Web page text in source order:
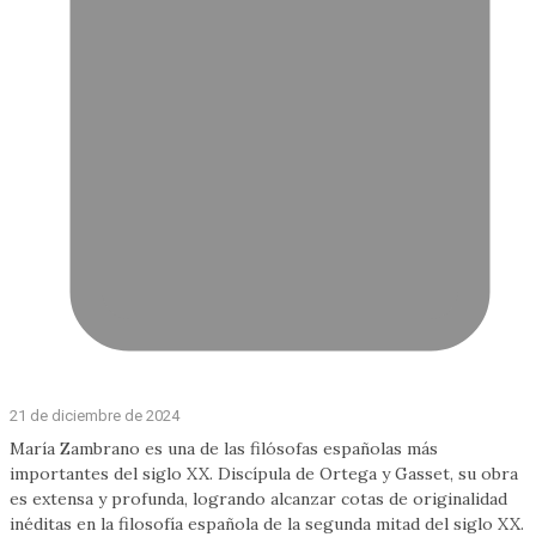
21 de diciembre de 2024
María Zambrano es una de las filósofas españolas más
importantes del siglo XX. Discípula de Ortega y Gasset, su obra
es extensa y profunda, logrando alcanzar cotas de originalidad
inéditas en la filosofía española de la segunda mitad del siglo XX.